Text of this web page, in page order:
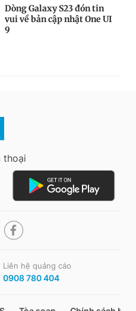
thoại
Liên hệ quảng cáo
0908 780 404